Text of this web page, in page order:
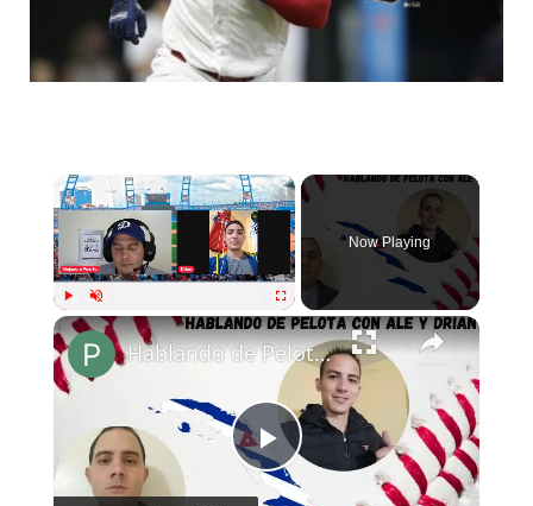
Play Unmute Fullscreen
Now Playing
Play
Hablando de Pelota con Drian Bernal y Alejandro Puerto